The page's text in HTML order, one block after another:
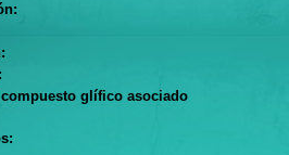
glífico asociado